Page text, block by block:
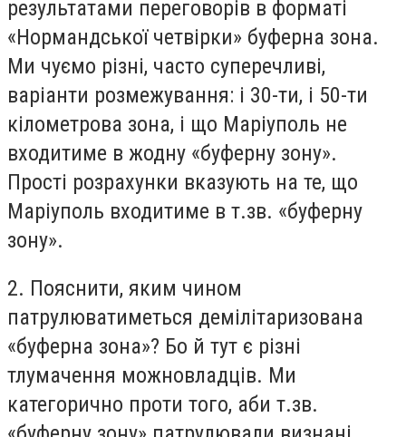
результатами переговорів в форматі
«Нормандської четвірки» буферна зона.
Ми чуємо різні, часто суперечливі,
варіанти розмежування: і 30-ти, і 50-ти
кілометрова зона, і що Маріуполь не
входитиме в жодну «буферну зону».
Прості розрахунки вказують на те, що
Маріуполь входитиме в т.зв. «буферну
зону».
2. Пояснити, яким чином
патрулюватиметься демілітаризована
«буферна зона»? Бо й тут є різні
тлумачення можновладців. Ми
категорично проти того, аби т.зв.